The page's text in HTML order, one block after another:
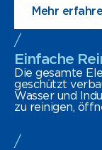
Mehr
/
Einfache
Die gesamte
geschützt
Wasser und
zu reinigen,
/